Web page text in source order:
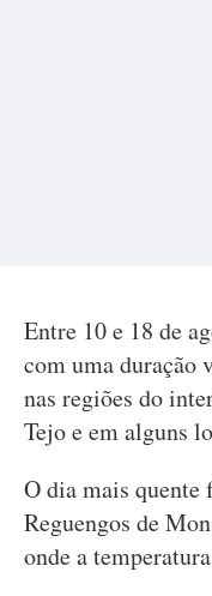
Entre 10 e 18 de
com uma duração
nas regiões do
Tejo e em alguns
O dia mais quente
Reguengos de
onde a